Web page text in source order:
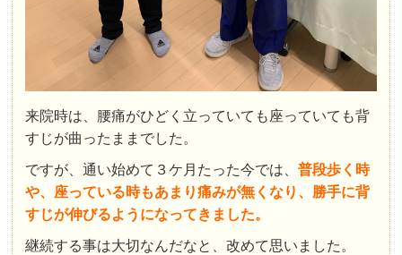
来院時は、腰痛がひどく立っていても座っていても背
すじが曲ったままでした。
ですが、通い始めて３ケ月たった今では、普段歩く時
や、座っている時もあまり痛みが無くなり、勝手に背
すじが伸びるようになってきました。
継続する事は大切なんだなと、改めて思いました。